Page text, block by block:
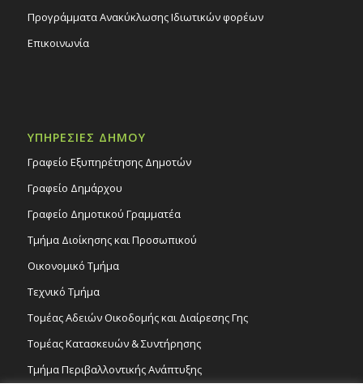
Προγράμματα Ανακύκλωσης Ιδιωτικών φορέων
Επικοινωνία
ΥΠΗΡΕΣΙΕΣ ΔΗΜΟΥ
Γραφείο Εξυπηρέτησης Δημοτών
Γραφείο Δημάρχου
Γραφείο Δημοτικού Γραμματέα
Τμήμα Διοίκησης και Προσωπικού
Οικονομικό Τμήμα
Τεχνικό Τμήμα
Τομέας Αδειών Οικοδομής και Διαίρεσης Γης
Τομέας Κατασκευών & Συντήρησης
Τμήμα Περιβαλλοντικής Ανάπτυξης